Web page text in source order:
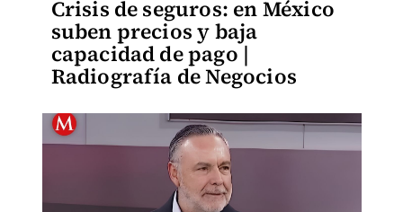
Crisis de seguros: en México
suben precios y baja
capacidad de pago |
Radiografía de Negocios